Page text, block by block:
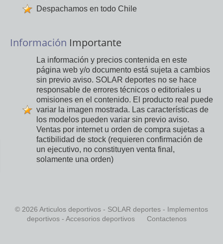
Despachamos en todo Chile
Información Importante
La información y precios contenida en este
página web y/o documento está sujeta a cambios
sin previo aviso. SOLAR deportes no se hace
responsable de errores técnicos o editoriales u
omisiones en el contenido. El producto real puede
variar la imagen mostrada. Las características de
los modelos pueden variar sin previo aviso.
Ventas por internet u orden de compra sujetas a
factibilidad de stock (requieren confirmación de
un ejecutivo, no constituyen venta final,
solamente una orden)
© 2026 Articulos deportivos - SOLAR deportes - Implementos
deportivos - Accesorios deportivos
Contactenos